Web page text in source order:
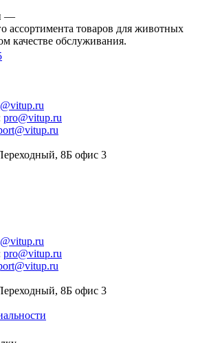
—
ассортимента товаров для животных
качестве обслуживания.
pro@vitup.ru
8Б офис 3
pro@vitup.ru
8Б офис 3